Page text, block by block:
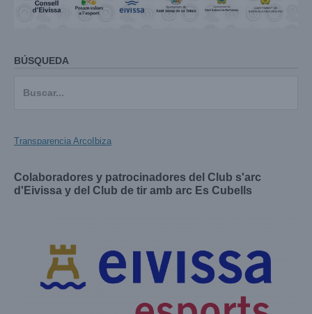
BÚSQUEDA
Transparencia ArcoIbiza
Colaboradores y patrocinadores del Club s'arc
d'Eivissa y del Club de tir amb arc Es Cubells